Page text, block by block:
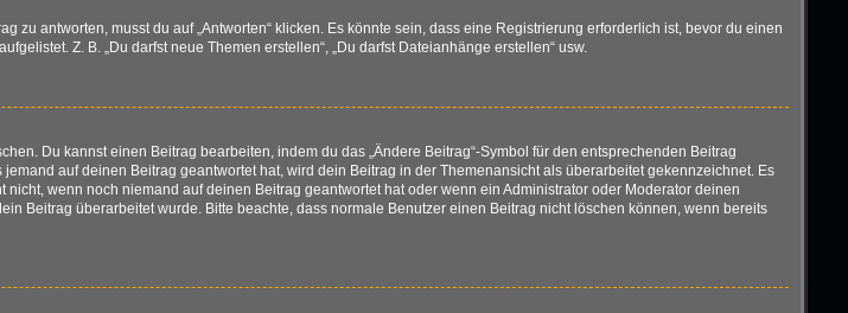
zu antworten, musst du auf „Antworten“ klicken. Es könnte sein, dass eine Registrierung erforderlich ist, bevor du einen
Z. B. „Du darfst neue Themen erstellen“, „Du darfst Dateianhänge erstellen“ usw.
Du kannst einen Beitrag bearbeiten, indem du das „Ändere Beitrag“-Symbol für den entsprechenden Beitrag
auf deinen Beitrag geantwortet hat, wird dein Beitrag in der Themenansicht als überarbeitet gekennzeichnet. Es
wenn noch niemand auf deinen Beitrag geantwortet hat oder wenn ein Administrator oder Moderator deinen
Beitrag überarbeitet wurde. Bitte beachte, dass normale Benutzer einen Beitrag nicht löschen können, wenn bereits